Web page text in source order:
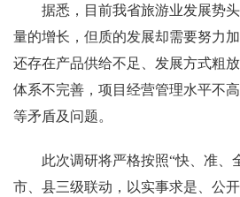
据悉，目前我省旅游业发展势
量的增长，但质的发展却需要努力
还存在产品供给不足、发展方式粗
体系不完善，项目经营管理水平不
等矛盾及问题。
此次调研将严格按照“快、准、
市、县三级联动，以实事求是、公